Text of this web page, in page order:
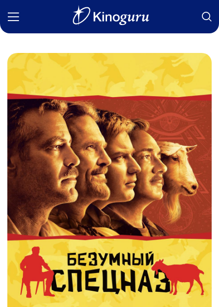
Фильмы
Статьи
Сериалы
Новости
Подборки
Рецензии
О нас
Авторы